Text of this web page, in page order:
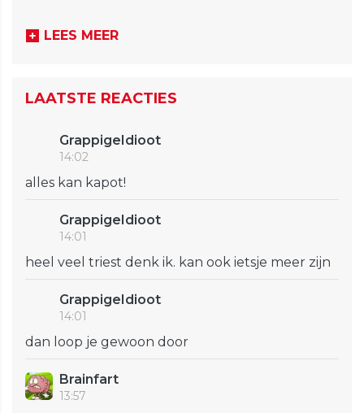
LEES MEER
LAATSTE REACTIES
GrappigeIdioot
14:02
alles kan kapot!
GrappigeIdioot
14:01
heel veel triest denk ik. kan ook ietsje meer zijn
GrappigeIdioot
14:01
dan loop je gewoon door
Brainfart
13:57